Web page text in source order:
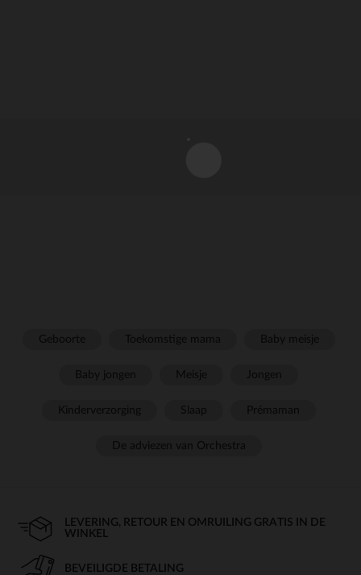
LEVERING, RETOUR EN OMRUILING GRATIS IN DE
WINKEL
BEVEILIGDE BETALING